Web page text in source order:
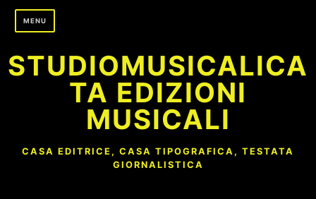
Skip
MENU
STUDIOMUSICALICA
TA EDIZIONI
MUSICALI
CASA EDITRICE, CASA TIPOGRAFICA, TESTATA
GIORNALISTICA